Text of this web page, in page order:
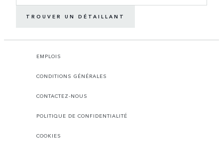
TROUVER UN DÉTAILLANT
EMPLOIS
CONDITIONS GÉNÉRALES
CONTACTEZ-NOUS
POLITIQUE DE CONFIDENTIALITÉ
COOKIES